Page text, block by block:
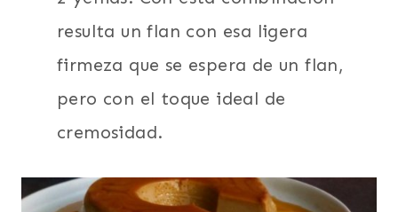
resulta un flan con esa ligera
firmeza que se espera de un flan,
pero con el toque ideal de
cremosidad.